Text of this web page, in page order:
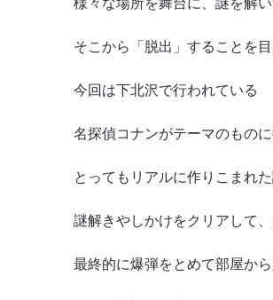
様々な場所を舞台に、謎を解い
そこから「脱出」することを
今回は下北沢で行われている
名探偵コナンがテーマのものに
とってもリアルに作りこまれ
謎解きやしかけをクリアして、
最終的に爆弾をとめて部屋か